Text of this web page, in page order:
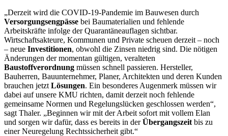
„Derzeit wird die COVID-19-Pandemie im Bauwesen durch
Versorgungsengpässe bei Baumaterialien und fehlende
Arbeitskräfte infolge der Quarantäneauflagen sichtbar.
Wirtschaftsakteure, Kommunen und Private scheuen derzeit – noch
– neue Investitionen, obwohl die Zinsen niedrig sind. Die nötigen
Änderungen der momentan gültigen, veralteten
Baustoffverordnung müssen schnell passieren. Hersteller,
Bauherren, Bauunternehmer, Planer, Architekten und deren Kunden
brauchen jetzt Lösungen. Ein besonderes Augenmerk müssen wir
dabei auf unsere KMU richten, damit derzeit noch fehlende
gemeinsame Normen und Regelungslücken geschlossen werden“,
sagt Thaler. „Beginnen wir mit der Arbeit sofort mit vollem Elan
und sorgen wir dafür, dass es bereits in derÜbergangszeit bis zu
einer Neuregelung Rechtssicherheit gibt.“